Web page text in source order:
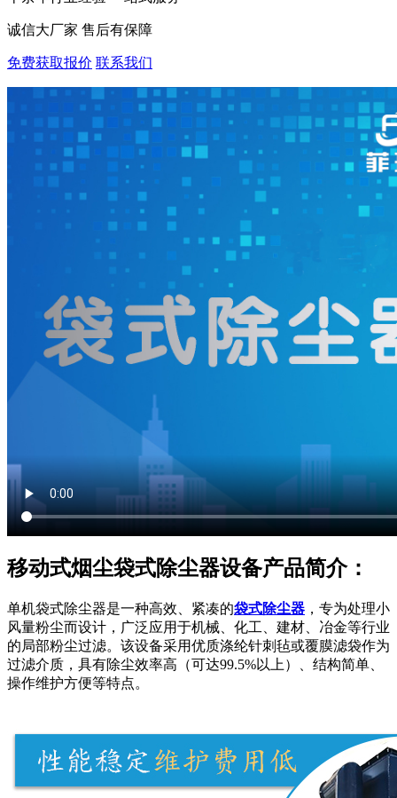
诚信大厂家 售后有保障
免费获取报价 联系我们
移动式烟尘袋式除尘器设备产品简介：
单机袋式除尘器是一种高效、紧凑的袋式除尘器 ，专为处理小
风量粉尘而设计，广泛应用于机械、化工、建材、冶金等行业
的局部粉尘过滤。该设备采用优质涤纶针刺毡或覆膜滤袋作为
过滤介质，具有除尘效率高（可达99.5%以上）、结构简单、
操作维护方便等特点。